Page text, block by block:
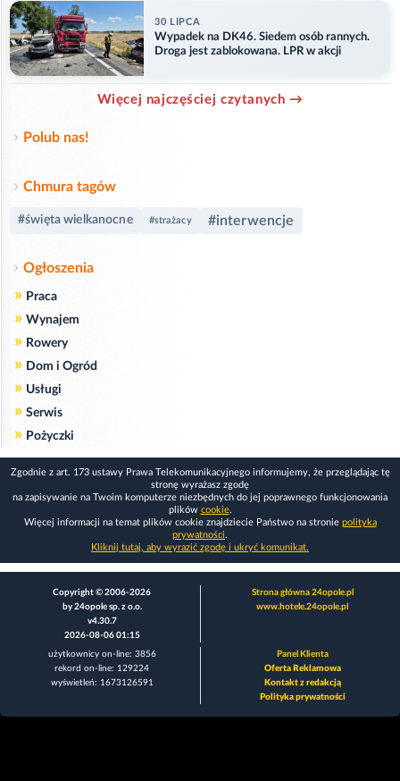
30 LIPCA
Wypadek na DK46. Siedem osób rannych.
Droga jest zablokowana. LPR w akcji
Więcej najczęściej czytanych →
Polub nas!
Chmura tagów
#święta wielkanocne #strażacy #interwencje
Ogłoszenia
» Praca
» Wynajem
» Rowery
» Dom i Ogród
» Usługi
» Serwis
» Pożyczki
Zgodnie z art. 173 ustawy Prawa Telekomunikacyjnego informujemy, że przeglądając tę
stronę wyrażasz zgodę
na zapisywanie na Twoim komputerze niezbędnych do jej poprawnego funkcjonowania
plików cookie.
Więcej informacji na temat plików cookie znajdziecie Państwo na stronie polityka
prywatności.
Kliknij tutaj, aby wyrazić zgodę i ukryć komunikat.
Copyright © 2006-2026
by 24opole sp. z o.o.
v4.30.7
2026-08-06 01:15
Strona główna 24opole.pl
www.hotele.24opole.pl
użytkownicy on-line: 3856
rekord on-line: 129224
wyświetleń: 1673126591
Panel Klienta
Oferta Reklamowa
Kontakt z redakcją
Polityka prywatności